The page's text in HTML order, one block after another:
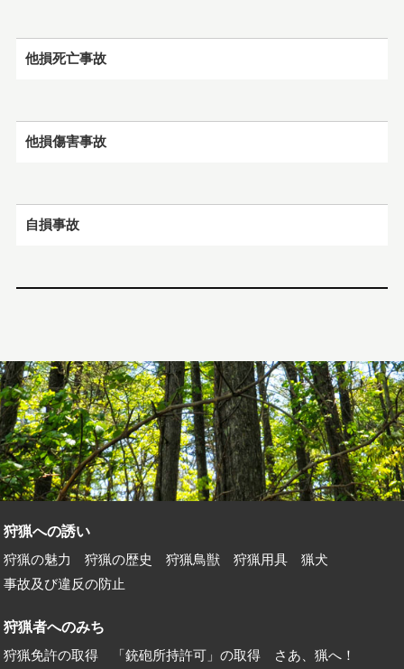
コミック『罠ガール』７巻が発売されます
「下野猟師伝」の発行について
「狩りマップ」一部不具合について（Android）
2021.09.07
お知らせ
狩猟に伴う事故及び違法捕獲の防止等について
2021.08.02
お知らせ
て
2021.07.29
第6回ジビエ料理コンテスト レシピ募集中です
2021.06.17
他損死亡事故
他損傷害事故
自損事故
狩猟への誘い
狩猟の魅力 狩猟の歴史 狩猟鳥獣 狩猟用具
猟犬
事故及び違反の防止
狩猟者へのみち
狩猟免許の取得 「銃砲所持許可」の取得
さあ、猟へ！